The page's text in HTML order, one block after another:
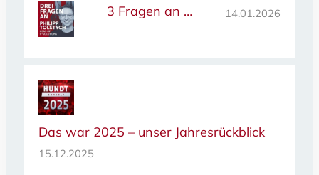
3 Fragen an … 14.01.2026
Das war 2025 – unser Jahresrückblick
15.12.2025